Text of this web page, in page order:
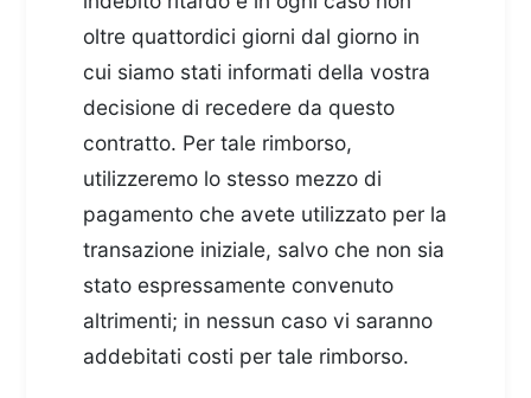
oltre quattordici giorni dal giorno in
cui siamo stati informati della vostra
decisione di recedere da questo
contratto. Per tale rimborso,
utilizzeremo lo stesso mezzo di
pagamento che avete utilizzato per la
transazione iniziale, salvo che non sia
stato espressamente convenuto
altrimenti; in nessun caso vi saranno
addebitati costi per tale rimborso.